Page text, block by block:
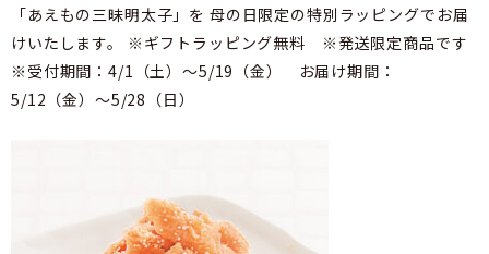
「あえもの三昧明太子」を 母の日限定の特別ラッピングでお届
けいたします。 ※ギフトラッピング無料 ※発送限定商品です
※受付期間：4/1（土）～5/19（金） お届け期間：
5/12（金）～5/28（日）